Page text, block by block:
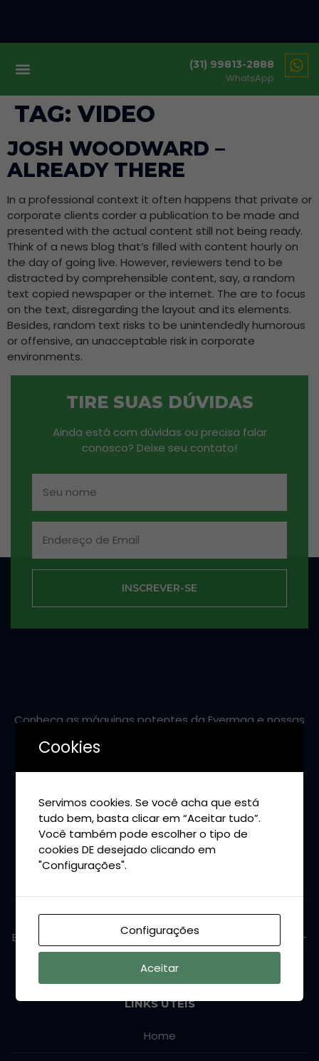
(31) 99813-2888
WhatsApp
TAG:VIDEO
JOSH WOODWARD –
ALREADY THERE
In a professional context it often happens that private or
corporate clients corder a publication to be made and
presented with the actual content still not being ready.
Think of a news blog that’s filled with content hourly on
the day of going live. However, reviewers tend to be
distracted by comprehensible content, say, a random
text copied newspaper or the internet. The are to focus
on the text, disregarding the layout and its elements.
Besides, random text risks to be unintendedly humorous
or offensive, an unacceptable risk in corporate
environments.
TIRE SUAS DÚVIDAS
Ainda está com dúvidas ou precisa falar
conosco? Deixe seu contato!
INSCREVER-SE
Conheça as máquinas potentes da Evermaq e nossas
CONTATO
Telefone: (31) 99813-2888
Bairro: São Francisco Martinho Campos/MG CEP: 35606-
000
LINKS ÚTEIS
Home
Cookies
Servimos cookies. Se você acha que está
tudo bem, basta clicar em “Aceitar tudo”.
Você também pode escolher o tipo de
cookies DE desejado clicando em
"Configurações".
Configurações
Aceitar